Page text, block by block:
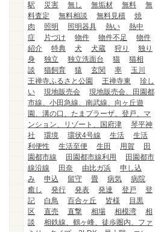
駅
災害 無し 無垢材 無料
無
料査定
無料相談 無料見積
焼
肉
照明 照明器具 熱い
熱中
症
片づけ 物件 物件不足
物件
紹介
特典 犬 犬蔵 狩り
独り
身
独立 独立洗面台 猫
猫相
談
猫飼育 猿 玄関 率
玉川
王禅寺ふるさと公園
王禅寺東
珍し
い
現地販売会
現地販売会、田園都
市線、小田急線、南武線、向ヶ丘遊
園、溝の口、たまプラーザ、登戸、マ
ンション、リゾート、国府津
琴平神
社
環境 環状4号線 生活
生活
利便性
生活至便 生田 用賀
田
園都市線
田園都市線利用
田園都市
線沿線
田奈 由比ガ浜
申し込
み
申込 留守 畳 病気
病院
癒し
発行 発表 発達 登戸
登
記
白鳥 百合ヶ丘 皆様
目黒
区
直売 直撃 相場 相模湾
相
談
相鉄線、鶴ヶ峰、徒歩圏内、ファ